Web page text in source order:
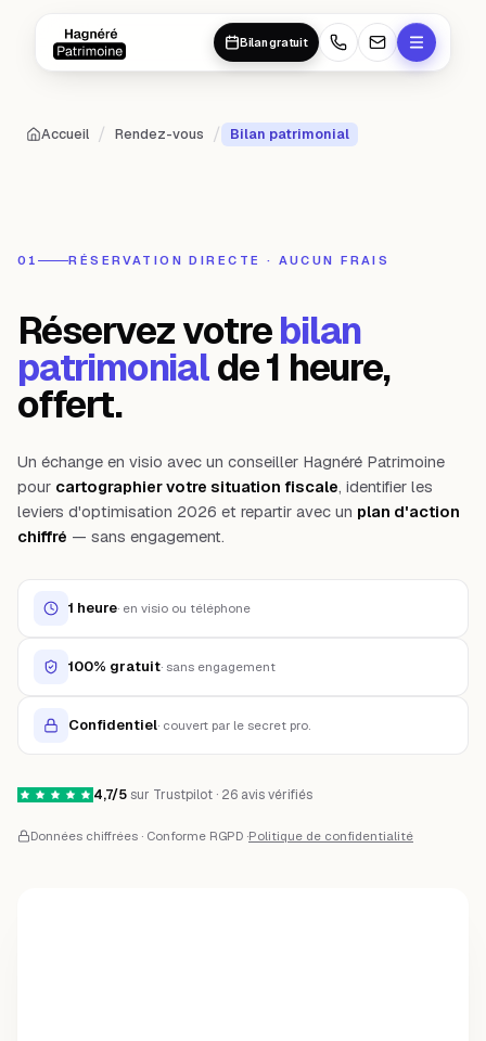
Bilan gratuit
Accueil / Rendez-vous / Bilan patrimonial
01 RÉSERVATION DIRECTE · AUCUN FRAIS
Réservez votrebilan
patrimonialde 1 heure,
offert.
Un échange en visio avec un conseiller Hagnéré Patrimoine
pour cartographier votre situation fiscale, identifier les
leviers d'optimisation 2026 et repartir avec un plan d'action
chiffré — sans engagement.
1 heure· en visio ou téléphone
100% gratuit· sans engagement
Confidentiel· couvert par le secret pro.
4,7/5sur Trustpilot · 26 avis vérifiés
Données chiffrées · Conforme RGPD ·Politique de confidentialité